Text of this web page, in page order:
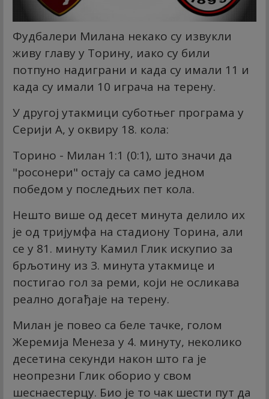
Фудбалери Милана некако су извукли
живу главу у Торину, иако су били
потпуно надиграни и када су имали 11 и
када су имали 10 играча на терену.
У другој утакмици суботњег програма у
Серији А, у оквиру 18. кола:
Торино - Милан 1:1 (0:1), што значи да
"росонери" остају са само једном
победом у последњих пет кола.
Нешто више од десет минута делило их
је од тријумфа на стадиону Торина, али
се у 81. минуту Камил Глик искупио за
брљотину из 3. минута утакмице и
постигао гол за реми, који не осликава
реално догађаје на терену.
Милан је повео са беле тачке, голом
Жеремија Менеза у 4. минуту, неколико
десетина секунди након што га је
неопрезни Глик оборио у свом
шеснаестерцу. Био је то чак шести пут да